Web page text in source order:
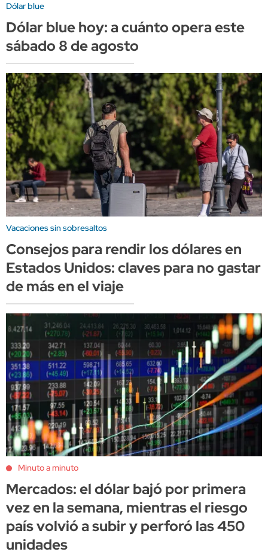
Dólar blue
Dólar blue hoy: a cuánto opera este
sábado 8 de agosto
Vacaciones sin sobresaltos
Consejos para rendir los dólares en
Estados Unidos: claves para no gastar
de más en el viaje
Minuto a minuto
Mercados: el dólar bajó por primera
vez en la semana, mientras el riesgo
país volvió a subir y perforó las 450
unidades